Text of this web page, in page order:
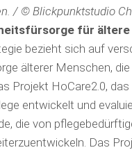
/ © Blickpunktstudio
für
bezieht sich auf
älterer Menschen,
Projekt HoCare2.0,
entwickelt und
die von
Das